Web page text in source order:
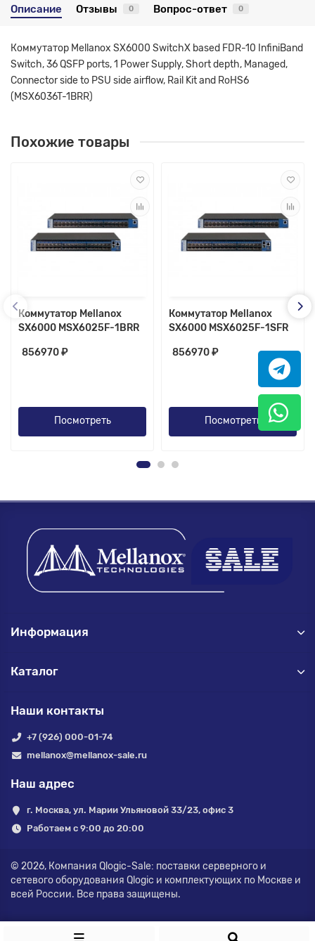
Описание Отзывы 0 Вопрос-ответ 0
Коммутатор Mellanox SX6000 SwitchX based FDR-10 InfiniBand
Switch, 36 QSFP ports, 1 Power Supply, Short depth, Managed,
Connector side to PSU side airflow, Rail Kit and RoHS6
(MSX6036T-1BRR)
Похожие товары
Коммутатор Mellanox
SX6000 MSX6025F-1BRR
856970 ₽
Посмотреть
Коммутатор Mellanox
SX6000 MSX6025F-1SFR
856970 ₽
Посмотреть
Информация
Каталог
Наши контакты
+7 (926) 000-01-74
mellanox@mellanox-sale.ru
Наш адрес
г. Москва, ул. Марии Ульяновой 33/23, офис 3
Работаем с 9:00 до 20:00
© 2026, Компания Qlogic-Sale: поставки серверного и
сетевого оборудования Qlogic и комплектующих по Москве и
всей России. Все права защищены.